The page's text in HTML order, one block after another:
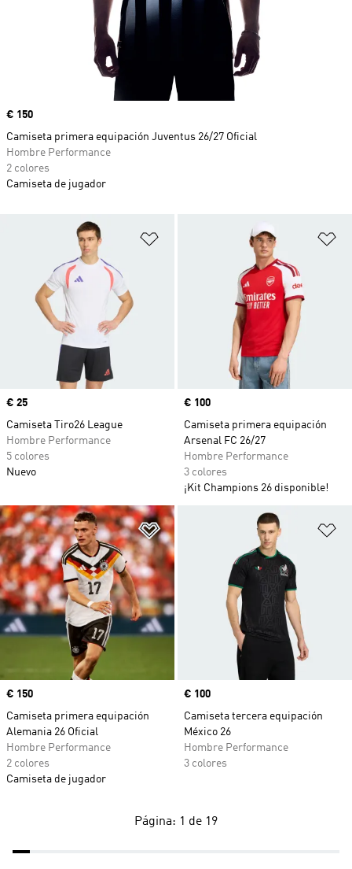
Añadir a la lista de deseos
Precio
€ 25
Camiseta Tiro26 League
Hombre Performance
5 colores
Nuevo
Precio
€ 100
Camiseta primera equipación
Arsenal FC 26/27
Hombre Performance
3 colores
¡Kit Champions 26 disponible!
Añadir a la lista de deseos
Precio
€ 150
Camiseta primera equipación
Alemania 26 Oficial
Hombre Performance
2 colores
Camiseta de jugador
Precio
€ 100
Camiseta tercera equipación
México 26
Hombre Performance
3 colores
Precio
€ 150
Camiseta primera equipación Juventus 26/27 Oficial
Hombre Performance
2 colores
Camiseta de jugador
Página: 1 de 19